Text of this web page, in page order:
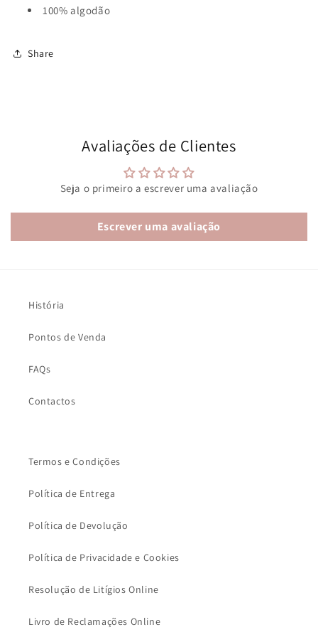
100% algodão
Share
Avaliações de Clientes
Seja o primeiro a escrever uma avaliação
Escrever uma avaliação
História
Pontos de Venda
FAQs
Contactos
Termos e Condições
Política de Entrega
Política de Devolução
Política de Privacidade e Cookies
Resolução de Litígios Online
Livro de Reclamações Online